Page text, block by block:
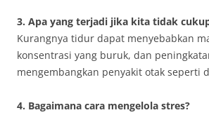
3. Apa yang terjadi jika kita tidak
Kurangnya tidur dapat menyebabkan
konsentrasi yang buruk, dan
mengembangkan penyakit otak seperti
4. Bagaimana cara mengelola stres?